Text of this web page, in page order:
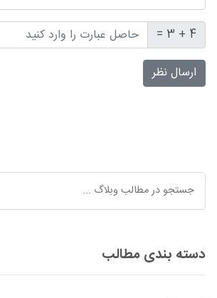
4 + 3 =
ارسال نظر
دسته بندی مطالب